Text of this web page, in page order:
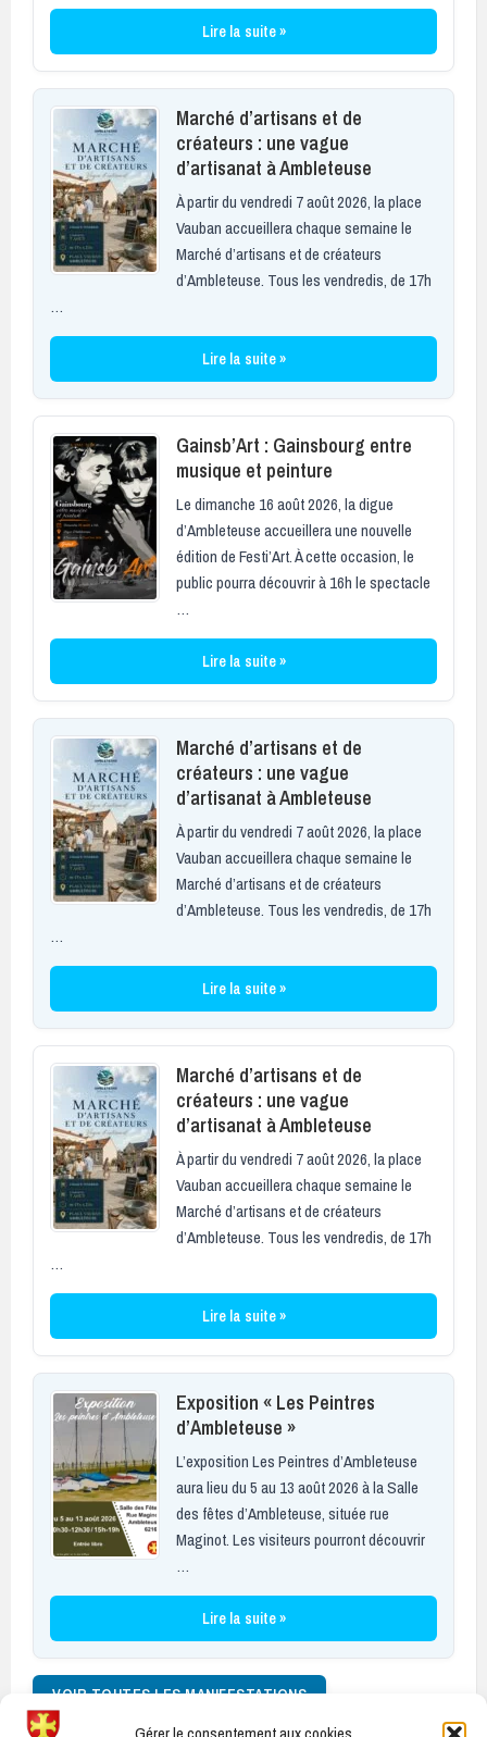
Lire la suite »
Marché d’artisans et de
créateurs : une vague
d’artisanat à Ambleteuse
À partir du vendredi 7 août 2026, la place
Vauban accueillera chaque semaine le
Marché d’artisans et de créateurs
d’Ambleteuse. Tous les vendredis, de 17h
…
Lire la suite »
Gainsb’Art : Gainsbourg entre
musique et peinture
Le dimanche 16 août 2026, la digue
d’Ambleteuse accueillera une nouvelle
édition de Festi’Art. À cette occasion, le
public pourra découvrir à 16h le spectacle
…
Lire la suite »
Marché d’artisans et de
créateurs : une vague
d’artisanat à Ambleteuse
À partir du vendredi 7 août 2026, la place
Vauban accueillera chaque semaine le
Marché d’artisans et de créateurs
d’Ambleteuse. Tous les vendredis, de 17h
…
Lire la suite »
Marché d’artisans et de
créateurs : une vague
d’artisanat à Ambleteuse
À partir du vendredi 7 août 2026, la place
Vauban accueillera chaque semaine le
Marché d’artisans et de créateurs
d’Ambleteuse. Tous les vendredis, de 17h
…
Lire la suite »
Exposition « Les Peintres
d’Ambleteuse »
L’exposition Les Peintres d’Ambleteuse
aura lieu du 5 au 13 août 2026 à la Salle
des fêtes d’Ambleteuse, située rue
Maginot. Les visiteurs pourront découvrir
…
Lire la suite »
VOIR TOUTES LES MANIFESTATIONS